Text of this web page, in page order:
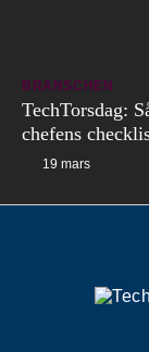
BRANSCHEN
TechTorsdag:
chefens
19 mars